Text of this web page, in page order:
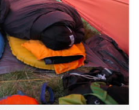
des sentiers battus pour
et innovants. Pour la
signifie “les sommets” en
désigne le massif aux
leur atelier.
LE TEST